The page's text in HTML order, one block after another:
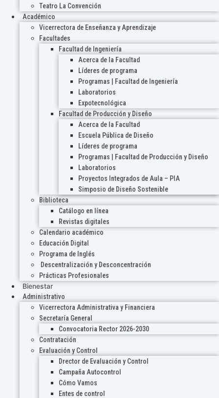
Teatro La Convención
Académico
Vicerrectora de Enseñanza y Aprendizaje
Facultades
Facultad de Ingeniería
Acerca de la Facultad
Líderes de programa
Programas | Facultad de Ingeniería
Laboratorios
Expotecnológica
Facultad de Producción y Diseño
Acerca de la Facultad
Escuela Pública de Diseño
Líderes de programa
Programas | Facultad de Producción y Diseño
Laboratorios
Proyectos Integrados de Aula – PIA
Simposio de Diseño Sostenible
Biblioteca
Catálogo en línea
Revistas digitales
Calendario académico
Educación Digital
Programa de Inglés
Descentralización y Desconcentración
Prácticas Profesionales
Bienestar
Administrativo
Vicerrectora Administrativa y Financiera
Secretaría General
Convocatoria Rector 2026-2030
Contratación
Evaluación y Control
Drector de Evaluación y Control
Campaña Autocontrol
Cómo Vamos
Entes de control